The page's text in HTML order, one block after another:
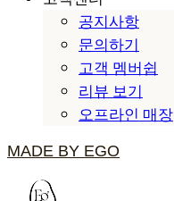
공지사항
문의하기
고객 멤버쉽
리뷰 보기
오프라인 매장
MADE BY EGO